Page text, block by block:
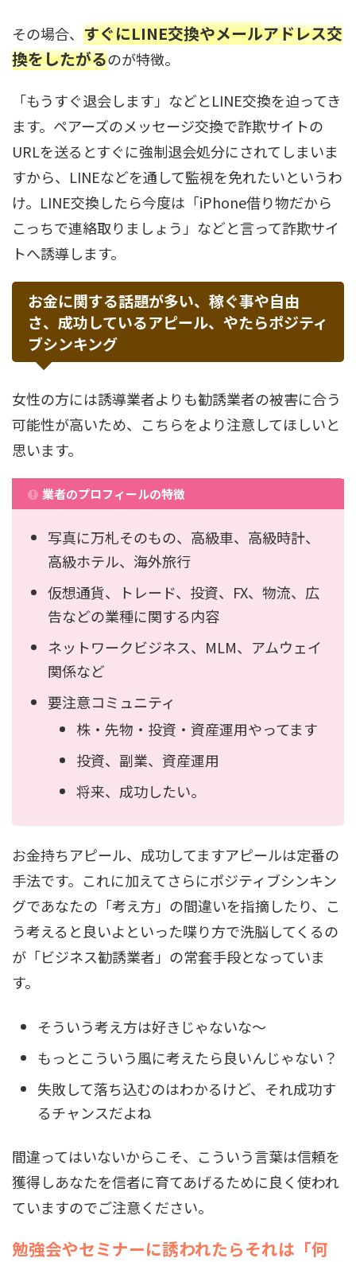
その場合、 すぐにLINE交換やメールアドレス交
換をしたがるのが特徴。
「もうすぐ退会します」などとLINE交換を迫ってき
ます。ペアーズのメッセージ交換で詐欺サイトの
URLを送るとすぐに強制退会処分にされてしまいま
すから、LINEなどを通して監視を免れたいというわ
け。LINE交換したら今度は「iPhone借り物だから
こっちで連絡取りましょう」などと言って詐欺サイ
トへ誘導します。
お金に関する話題が多い、稼ぐ事や自由
さ、成功しているアピール、やたらポジティ
ブシンキング
女性の方には誘導業者よりも勧誘業者の被害に合う
可能性が高いため、こちらをより注意してほしいと
思います。
業者のプロフィールの特徴
写真に万札そのもの、高級車、高級時計、
高級ホテル、海外旅行
仮想通貨、トレード、投資、FX、物流、広
告などの業種に関する内容
ネットワークビジネス、MLM、アムウェイ
関係など
要注意コミュニティ
株・先物・投資・資産運用やってます
投資、副業、資産運用
将来、成功したい。
お金持ちアピール、成功してますアピールは定番の
手法です。これに加えてさらにポジティブシンキン
グであなたの「考え方」の間違いを指摘したり、こ
う考えると良いよといった喋り方で洗脳してくるの
が「ビジネス勧誘業者」の常套手段となっていま
す。
そういう考え方は好きじゃないな〜
もっとこういう風に考えたら良いんじゃない？
失敗して落ち込むのはわかるけど、それ成功す
るチャンスだよね
間違ってはいないからこそ、こういう言葉は信頼を
獲得しあなたを信者に育てあげるために良く使われ
ていますのでご注意ください。
勉強会やセミナーに誘われたらそれは「何